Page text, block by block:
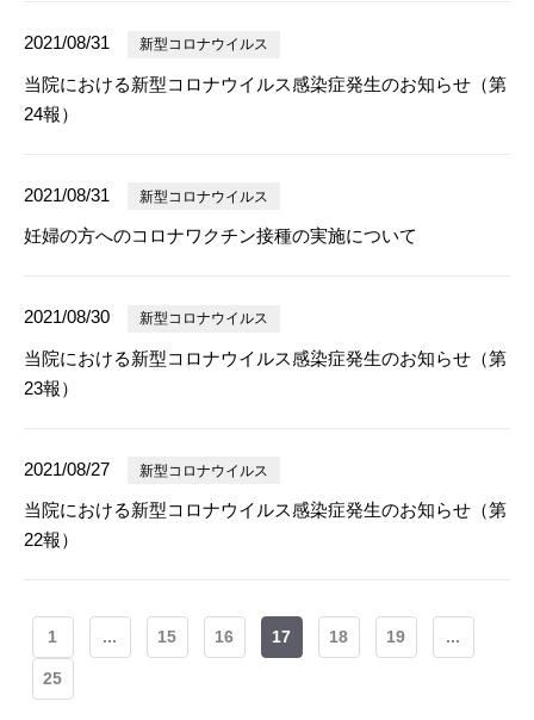
2021/08/31 新型コロナウイルス
当院における新型コロナウイルス感染症発生のお知らせ（第
24報）
2021/08/31 新型コロナウイルス
妊婦の方へのコロナワクチン接種の実施について
2021/08/30 新型コロナウイルス
当院における新型コロナウイルス感染症発生のお知らせ（第
23報）
2021/08/27 新型コロナウイルス
当院における新型コロナウイルス感染症発生のお知らせ（第
22報）
1 ... 15 16 17 18 19 ...
25